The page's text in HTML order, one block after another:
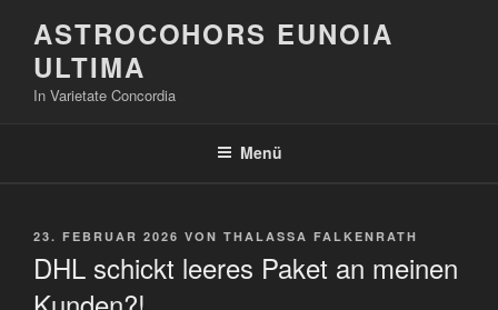
Inhalt
springen
ASTROCOHORS EUNOIA
ULTIMA
In Varietate Concordia
Menü
VERÖFFENTLICHT
23. FEBRUAR 2026 VON THALASSA FALKENRATH
DHL schickt leeres Paket an meinen